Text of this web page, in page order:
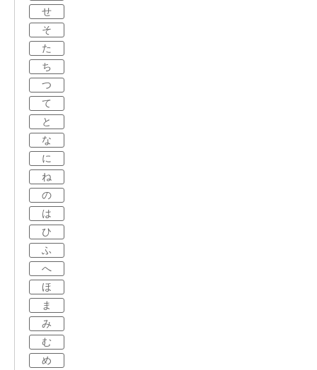
せ
そ
た
ち
つ
て
と
な
に
ね
の
は
ひ
ふ
へ
ほ
ま
み
む
め